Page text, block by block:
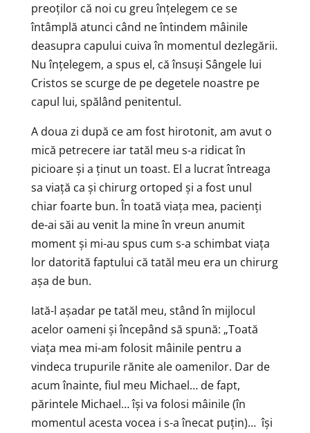
preoților că noi cu greu înțelegem ce se
întâmplă atunci când ne întindem mâinile
deasupra capului cuiva în momentul dezlegării.
Nu înțelegem, a spus el, că însuși Sângele lui
Cristos se scurge de pe degetele noastre pe
capul lui, spălând penitentul.
A doua zi după ce am fost hirotonit, am avut o
mică petrecere iar tatăl meu s-a ridicat în
picioare și a ținut un toast. El a lucrat întreaga
sa viață ca și chirurg ortoped și a fost unul
chiar foarte bun. În toată viața mea, pacienți
de-ai săi au venit la mine în vreun anumit
moment și mi-au spus cum s-a schimbat viața
lor datorită faptului că tatăl meu era un chirurg
așa de bun.
Iată-l așadar pe tatăl meu, stând în mijlocul
acelor oameni și începând să spună: „Toată
viața mea mi-am folosit mâinile pentru a
vindeca trupurile rănite ale oamenilor. Dar de
acum înainte, fiul meu Michael… de fapt,
părintele Michael… își va folosi mâinile (în
momentul acesta vocea i s-a înecat puțin)… își